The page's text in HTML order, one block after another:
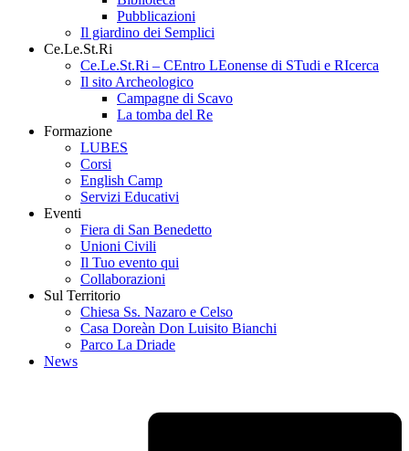
Pubblicazioni
Il giardino dei Semplici
Ce.Le.St.Ri
Ce.Le.St.Ri – CEntro LEonense di STudi e RIcerca
Il sito Archeologico
Campagne di Scavo
La tomba del Re
Formazione
LUBES
Corsi
English Camp
Servizi Educativi
Eventi
Fiera di San Benedetto
Unioni Civili
Il Tuo evento qui
Collaborazioni
Sul Territorio
Chiesa Ss. Nazaro e Celso
Casa Doreàn Don Luisito Bianchi
Parco La Driade
News